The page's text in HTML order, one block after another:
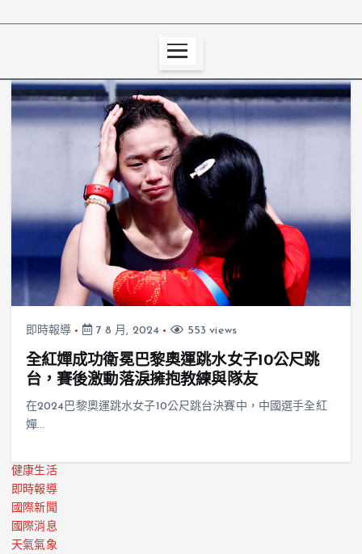
即時報導 7 8 月, 2024 553 views
全紅嬋成功衛冕巴黎奧運跳水女子10公尺跳
台，賽後激動落淚擁抱教練與隊友
在2024巴黎奧運跳水女子10公尺跳台決賽中，中國選手全紅
嬋…
健康生活
即時報導
國際新聞
國際消息
天氣氣象